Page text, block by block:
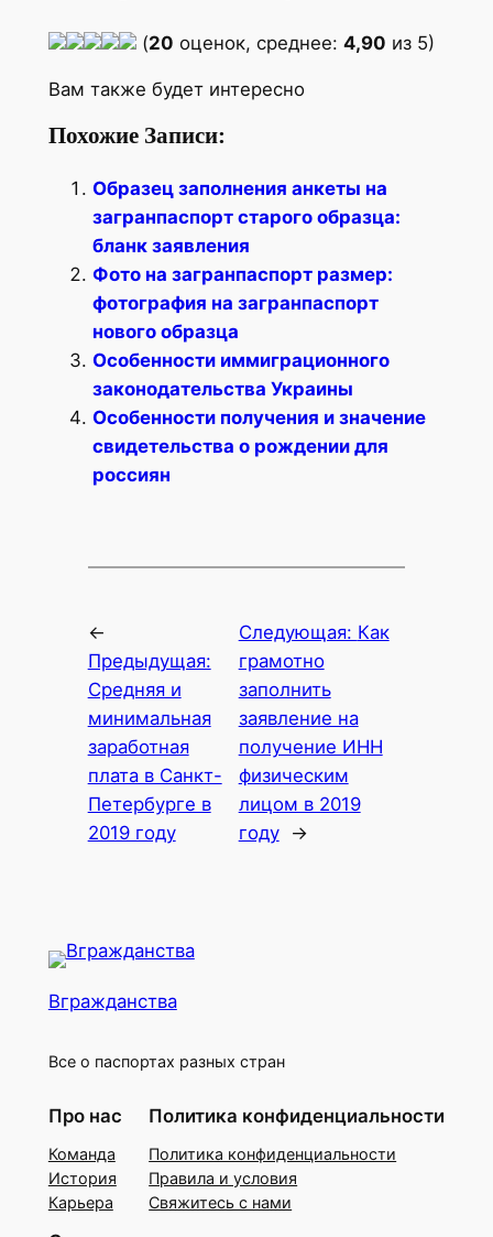
(20 оценок, среднее: 4,90 из 5)
Вам также будет интересно
Похожие Записи:
Образец заполнения анкеты на
загранпаспорт старого образца:
бланк заявления
Фото на загранпаспорт размер:
фотография на загранпаспорт
нового образца
Особенности иммиграционного
законодательства Украины
Особенности получения и значение
свидетельства о рождении для
россиян
←
Предыдущая:
Средняя и
минимальная
заработная
плата в Санкт-
Петербурге в
2019 году
Следующая: Как
грамотно
заполнить
заявление на
получение ИНН
физическим
лицом в 2019
году
→
Вгражданства
Все о паспортах разных стран
Про нас
Команда
История
Карьера
Политика конфиденциальности
Политика конфиденциальности
Правила и условия
Свяжитесь с нами